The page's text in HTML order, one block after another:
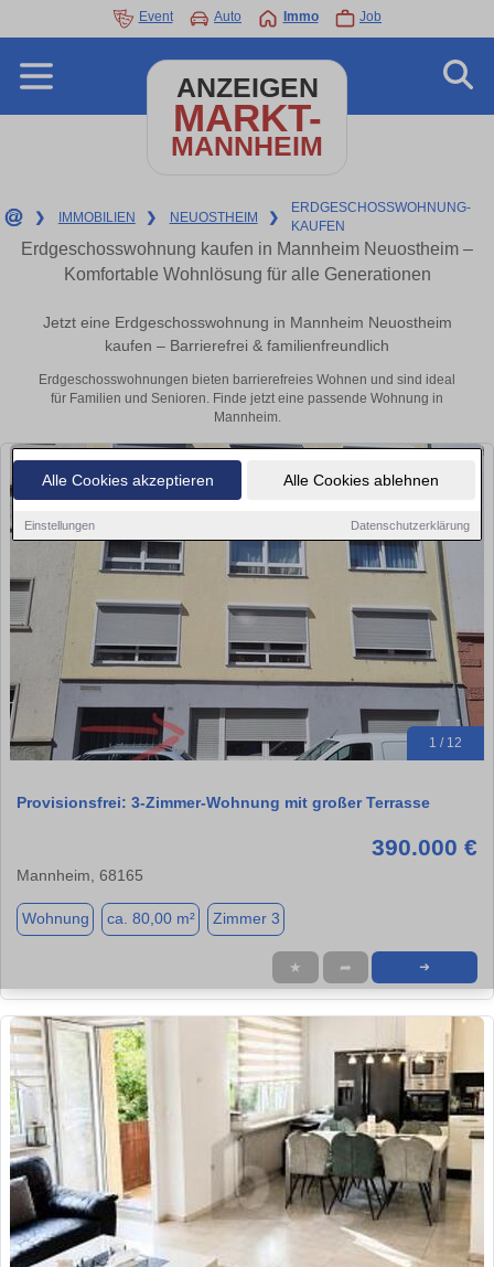
Alle Cookies akzeptieren Alle Cookies ablehnen
Einstellungen Datenschutzerklärung
Event Auto Immo Job
ANZEIGEN
MARKT-
MANNHEIM
❯ IMMOBILIEN ❯ NEUOSTHEIM ❯
ERDGESCHOSSWOHNUNG-
KAUFEN
Erdgeschosswohnung kaufen in Mannheim Neuostheim –
Komfortable Wohnlösung für alle Generationen
Jetzt eine Erdgeschosswohnung in Mannheim Neuostheim
kaufen – Barrierefrei & familienfreundlich
Erdgeschosswohnungen bieten barrierefreies Wohnen und sind ideal
für Familien und Senioren. Finde jetzt eine passende Wohnung in
Mannheim.
1 / 12
Provisionsfrei: 3-Zimmer-Wohnung mit großer Terrasse
390.000 €
Mannheim, 68165
Wohnung ca. 80,00 m² Zimmer 3
★ ➦ ➜